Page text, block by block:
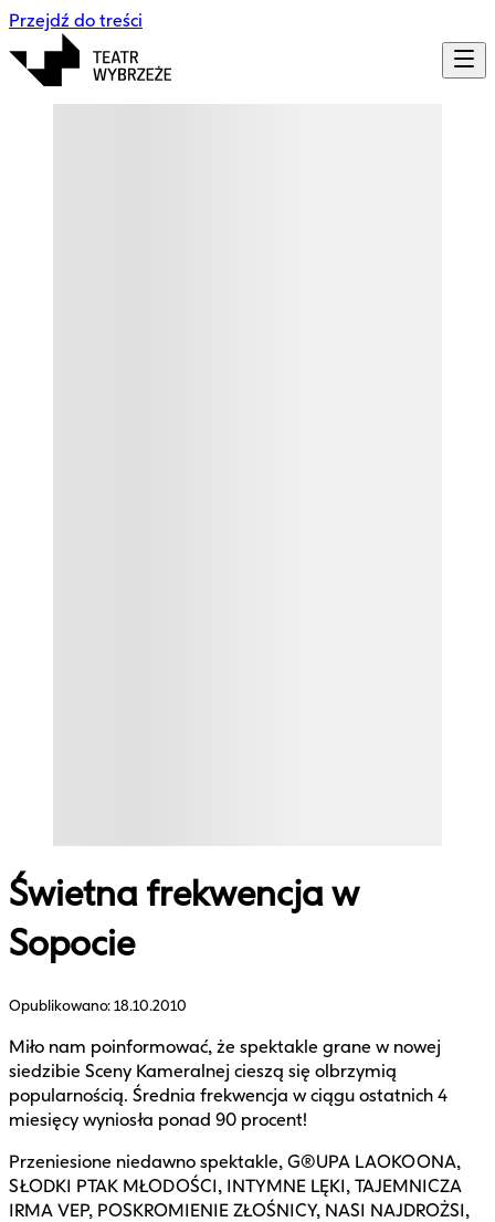
Przejdź do treści
Świetna frekwencja w
Sopocie
Opublikowano:18.10.2010
Miło nam poinformować, że spektakle grane w nowej
siedzibie Sceny Kameralnej cieszą się olbrzymią
popularnością. Średnia frekwencja w ciągu ostatnich 4
miesięcy wyniosła ponad 90 procent!
Przeniesione niedawno spektakle, G®UPA LAOKOONA,
SŁODKI PTAK MŁODOŚCI, INTYMNE LĘKI, TAJEMNICZA
IRMA VEP, POSKROMIENIE ZŁOŚNICY, NASI NAJDROŻSI,